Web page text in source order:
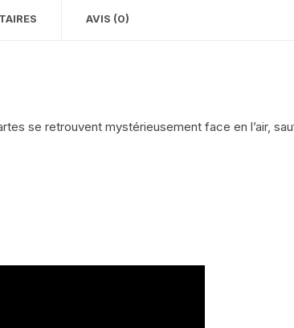
AVIS (0)
se retrouvent mystérieusement face en l’air,